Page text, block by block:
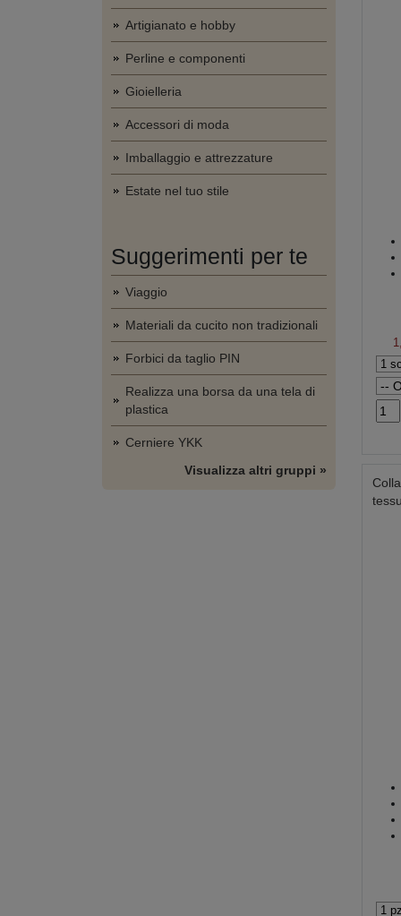
Artigianato e hobby
Perline e componenti
Gioielleria
Accessori di moda
Imballaggio e attrezzature
Estate nel tuo stile
Suggerimenti per te
Viaggio
Materiali da cucito non tradizionali
Forbici da taglio PIN
Realizza una borsa da una tela di
plastica
Cerniere YKK
Visualizza altri gruppi »